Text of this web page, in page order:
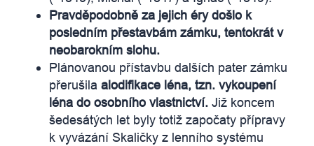
Pravděpodobně za jejich éry došlo k
posledním přestavbám zámku, tentokrát v
neobarokním slohu.
Plánovanou přístavbu dalších pater zámku
přerušilaalodifikace léna, tzn. vykoupení
léna do osobního vlastnictví. Již koncem
šedesátých let byly totiž započaty přípravy
k vyvázání Skaličky z lenního systému